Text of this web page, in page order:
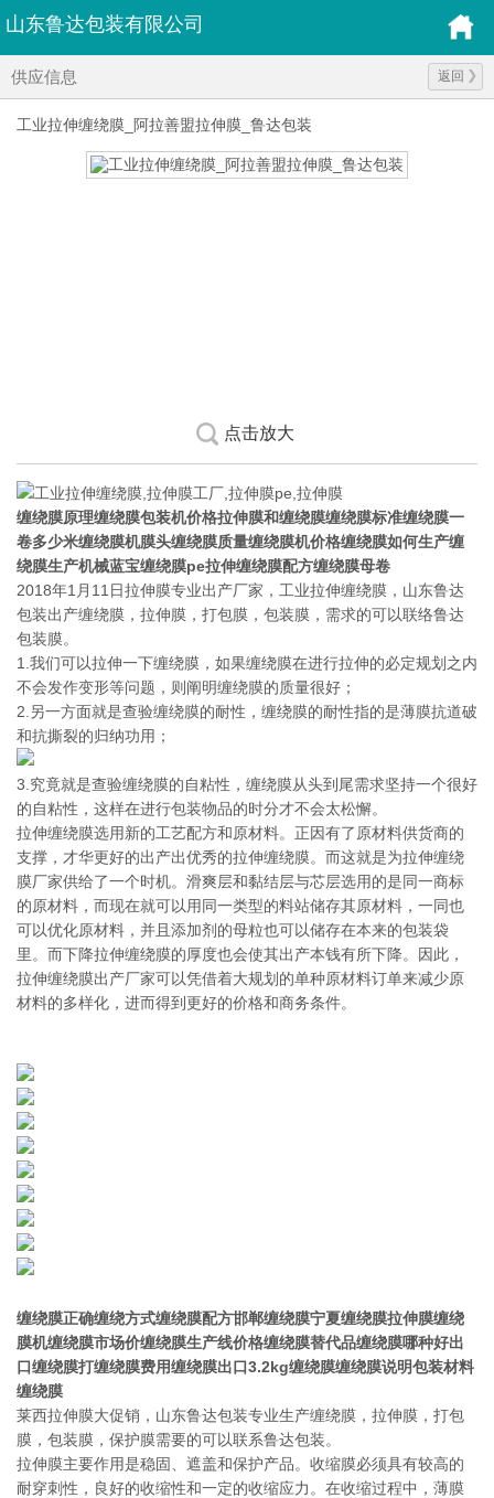
山东鲁达包装有限公司
供应信息 返回
工业拉伸缠绕膜_阿拉善盟拉伸膜_鲁达包装
点击放大
缠绕膜原理缠绕膜包装机价格拉伸膜和缠绕膜缠绕膜标准缠绕膜一
卷多少米缠绕膜机膜头缠绕膜质量缠绕膜机价格缠绕膜如何生产缠
绕膜生产机械蓝宝缠绕膜pe拉伸缠绕膜配方缠绕膜母卷
2018年1月11日拉伸膜专业出产厂家，工业拉伸缠绕膜，山东鲁达
包装出产缠绕膜，拉伸膜，打包膜，包装膜，需求的可以联络鲁达
包装膜。
1.我们可以拉伸一下缠绕膜，如果缠绕膜在进行拉伸的必定规划之内
不会发作变形等问题，则阐明缠绕膜的质量很好；
2.另一方面就是查验缠绕膜的耐性，缠绕膜的耐性指的是薄膜抗道破
和抗撕裂的归纳功用；
3.究竟就是查验缠绕膜的自粘性，缠绕膜从头到尾需求坚持一个很好
的自粘性，这样在进行包装物品的时分才不会太松懈。
拉伸缠绕膜选用新的工艺配方和原材料。正因有了原材料供货商的
支撑，才华更好的出产出优秀的拉伸缠绕膜。而这就是为拉伸缠绕
膜厂家供给了一个时机。滑爽层和黏结层与芯层选用的是同一商标
的原材料，而现在就可以用同一类型的料站储存其原材料，一同也
可以优化原材料，并且添加剂的母粒也可以储存在本来的包装袋
里。而下降拉伸缠绕膜的厚度也会使其出产本钱有所下降。因此，
拉伸缠绕膜出产厂家可以凭借着大规划的单种原材料订单来减少原
材料的多样化，进而得到更好的价格和商务条件。
缠绕膜正确缠绕方式缠绕膜配方邯郸缠绕膜宁夏缠绕膜拉伸膜缠绕
膜机缠绕膜市场价缠绕膜生产线价格缠绕膜替代品缠绕膜哪种好出
口缠绕膜打缠绕膜费用缠绕膜出口3.2kg缠绕膜缠绕膜说明包装材料
缠绕膜
莱西拉伸膜大促销，山东鲁达包装专业生产缠绕膜，拉伸膜，打包
膜，包装膜，保护膜需要的可以联系鲁达包装。
拉伸膜主要作用是稳固、遮盖和保护产品。收缩膜必须具有较高的
耐穿刺性，良好的收缩性和一定的收缩应力。在收缩过程中，薄膜